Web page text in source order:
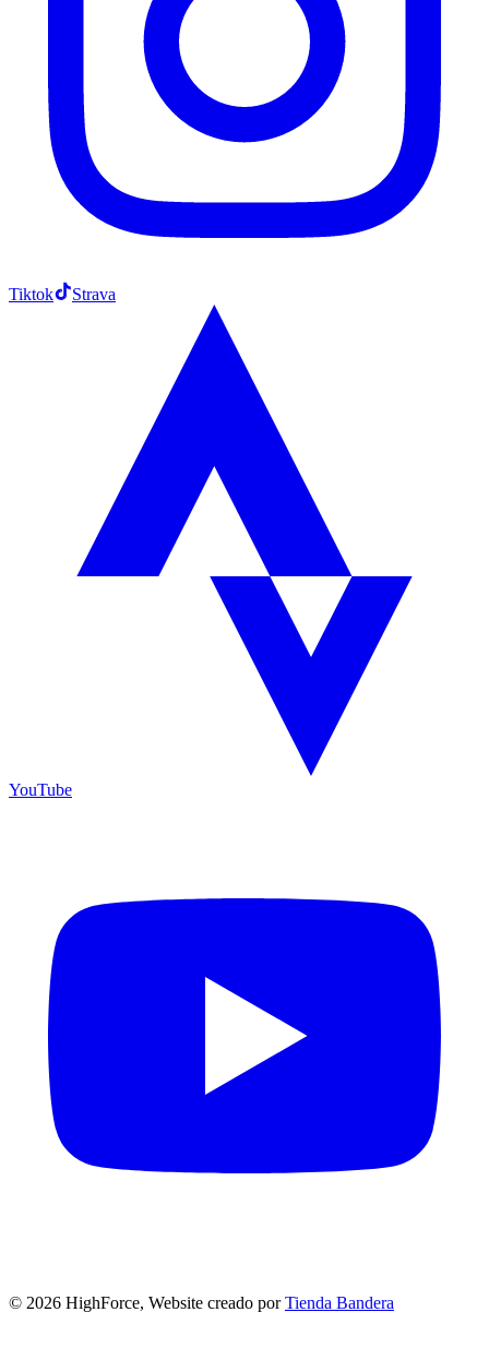
Tiktok Strava
YouTube
© 2026 HighForce, Website creado por Tienda Bandera